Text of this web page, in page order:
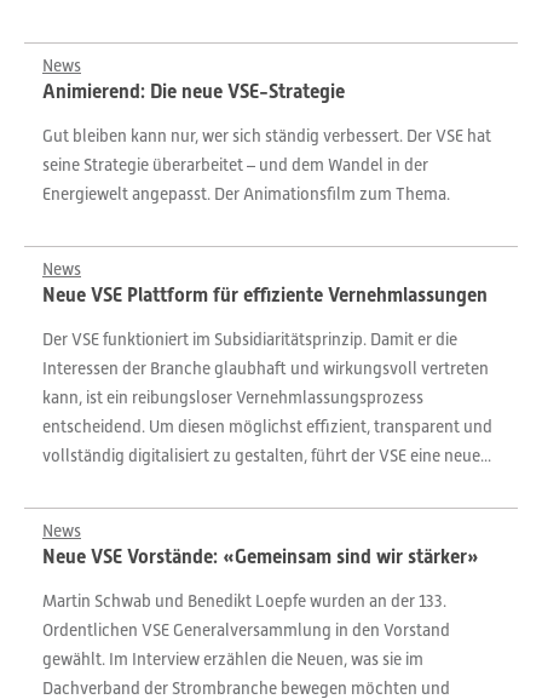
News
Animierend: Die neue VSE-Strategie
Gut bleiben kann nur, wer sich ständig verbessert. Der VSE hat
seine Strategie überarbeitet – und dem Wandel in der
Energiewelt angepasst. Der Animationsfilm zum Thema.
News
Neue VSE Plattform für effiziente Vernehmlassungen
Der VSE funktioniert im Subsidiaritätsprinzip. Damit er die
Interessen der Branche glaubhaft und wirkungsvoll vertreten
kann, ist ein reibungsloser Vernehmlassungsprozess
entscheidend. Um diesen möglichst effizient, transparent und
vollständig digitalisiert zu gestalten, führt der VSE eine neue...
News
Neue VSE Vorstände: «Gemeinsam sind wir stärker»
Martin Schwab und Benedikt Loepfe wurden an der 133.
Ordentlichen VSE Generalversammlung in den Vorstand
gewählt. Im Interview erzählen die Neuen, was sie im
Dachverband der Strombranche bewegen möchten und